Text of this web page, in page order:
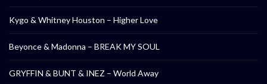
Kygo & Whitney Houston – Higher Love
Beyonce & Madonna – BREAK MY SOUL
GRYFFIN & BUNT & INEZ – World Away